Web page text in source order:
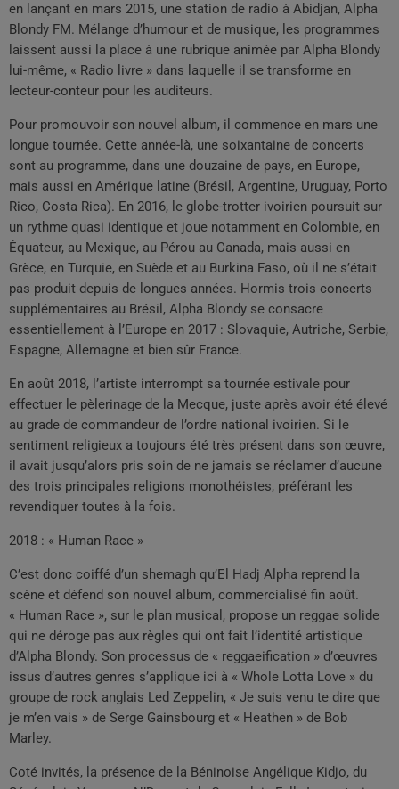
en lançant en mars 2015, une station de radio à Abidjan, Alpha
Blondy FM. Mélange d’humour et de musique, les programmes
laissent aussi la place à une rubrique animée par Alpha Blondy
lui-même, « Radio livre » dans laquelle il se transforme en
lecteur-conteur pour les auditeurs.
Pour promouvoir son nouvel album, il commence en mars une
longue tournée. Cette année-là, une soixantaine de concerts
sont au programme, dans une douzaine de pays, en Europe,
mais aussi en Amérique latine (Brésil, Argentine, Uruguay, Porto
Rico, Costa Rica). En 2016, le globe-trotter ivoirien poursuit sur
un rythme quasi identique et joue notamment en Colombie, en
Équateur, au Mexique, au Pérou au Canada, mais aussi en
Grèce, en Turquie, en Suède et au Burkina Faso, où il ne s’était
pas produit depuis de longues années. Hormis trois concerts
supplémentaires au Brésil, Alpha Blondy se consacre
essentiellement à l’Europe en 2017 : Slovaquie, Autriche, Serbie,
Espagne, Allemagne et bien sûr France.
En août 2018, l’artiste interrompt sa tournée estivale pour
effectuer le pèlerinage de la Mecque, juste après avoir été élevé
au grade de commandeur de l’ordre national ivoirien. Si le
sentiment religieux a toujours été très présent dans son œuvre,
il avait jusqu’alors pris soin de ne jamais se réclamer d’aucune
des trois principales religions monothéistes, préférant les
revendiquer toutes à la fois.
2018 : « Human Race »
C’est donc coiffé d’un shemagh qu’El Hadj Alpha reprend la
scène et défend son nouvel album, commercialisé fin août.
« Human Race », sur le plan musical, propose un reggae solide
qui ne déroge pas aux règles qui ont fait l’identité artistique
d’Alpha Blondy. Son processus de « reggaeification » d’œuvres
issus d’autres genres s’applique ici à « Whole Lotta Love » du
groupe de rock anglais Led Zeppelin, « Je suis venu te dire que
je m’en vais » de Serge Gainsbourg et « Heathen » de Bob
Marley.
Coté invités, la présence de la Béninoise Angélique Kidjo, du